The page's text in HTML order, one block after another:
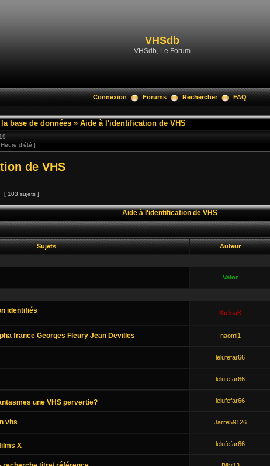
VHSdb
VHSdb, Le Forum
Connexion Forums Rechercher FAQ
base de données » Aide à l'identification de VHS
d’été ]
de VHS
[ 103 sujets ]
Aide à l'identification de VHS
Sujets Auteur
Valor
identifiés KubiaK
france Georges Fleury Jean Devilles naomi1
lelufefar66
lelufefar66
une VHS pervertie? lelufefar66
vhs Jarre59126
X lelufefar66